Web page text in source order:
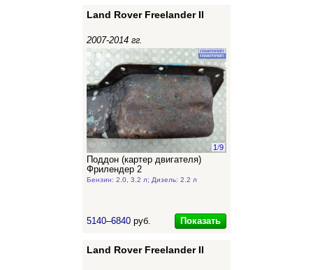
Land Rover Freelander II
2007-2014 гг.
1/9
Поддон (картер двигателя)
Фрилендер 2
Бензин: 2.0, 3.2 л; Дизель: 2.2 л
5140–6840 руб. Показать
Land Rover Freelander II